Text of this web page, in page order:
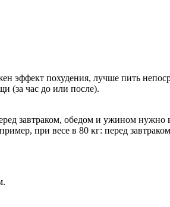
эффект похудения, лучше пить
(за час до или после).
завтраком, обедом и ужином нужно
при весе в 80 кг: перед